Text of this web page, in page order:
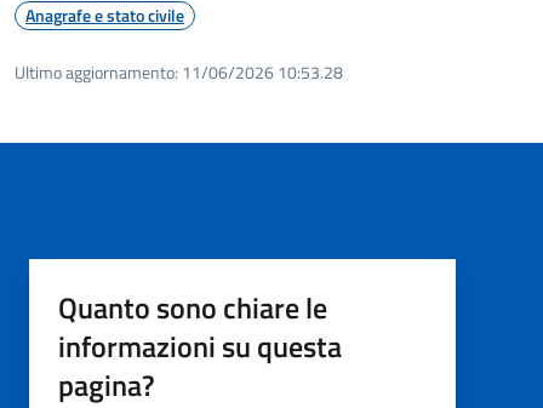
Anagrafe e stato civile
Ultimo aggiornamento: 11/06/2026 10:53.28
Quanto sono chiare le
informazioni su questa
pagina?